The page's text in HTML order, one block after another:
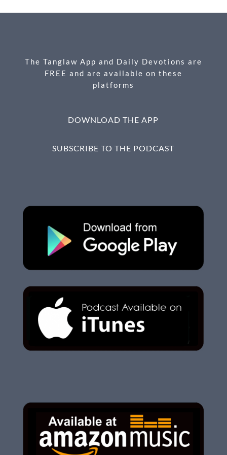
b
k
n
e
The Tanglaw App and Daily Devotions are
FREE and are available on these
platforms
DOWNLOAD THE APP
SUBSCRIBE TO THE PODCAST